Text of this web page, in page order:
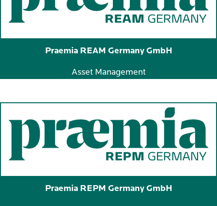
Praemia REAM Germany GmbH
Asset Management
Praemia REPM Germany GmbH